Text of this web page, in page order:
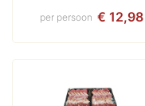
Bakplaat€ 12,98
per persoon